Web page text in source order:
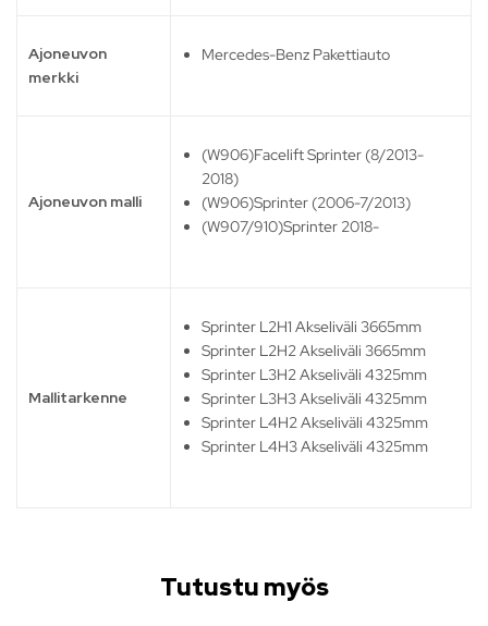
Ajoneuvon
merkki
Mercedes-Benz Pakettiauto
Ajoneuvon malli
(W906)Facelift Sprinter (8/2013-
2018)
(W906)Sprinter (2006-7/2013)
(W907/910)Sprinter 2018-
Mallitarkenne
Sprinter L2H1 Akseliväli 3665mm
Sprinter L2H2 Akseliväli 3665mm
Sprinter L3H2 Akseliväli 4325mm
Sprinter L3H3 Akseliväli 4325mm
Sprinter L4H2 Akseliväli 4325mm
Sprinter L4H3 Akseliväli 4325mm
Tutustu myös